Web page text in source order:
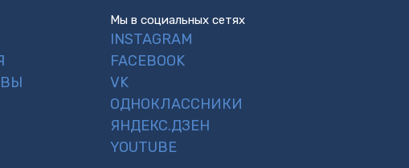
Мы в социальных сетях
INSTAGRAM
FACEBOOK
VK
ОДНОКЛАССНИКИ
ЯНДЕКС.ДЗЕН
YOUTUBE